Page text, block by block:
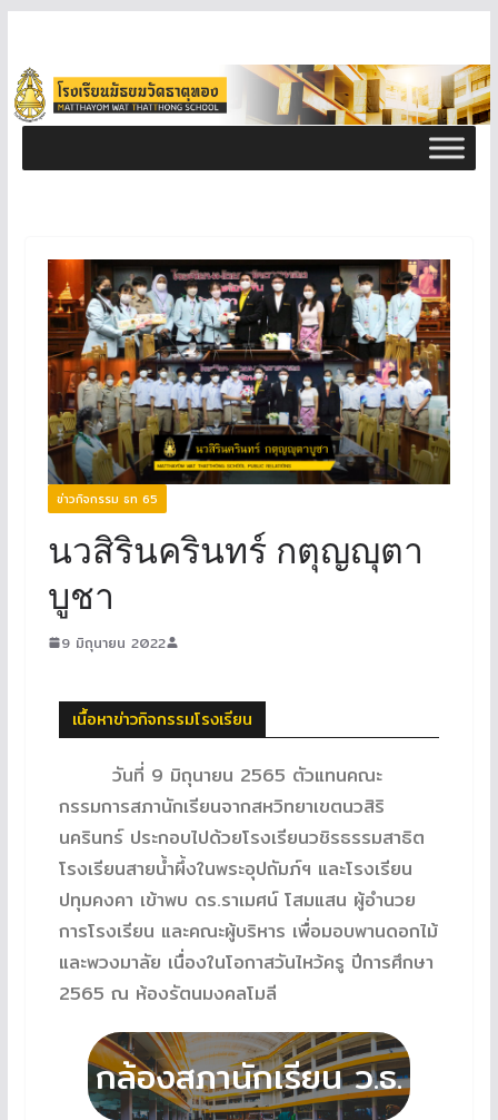
ข่าวกิจกรรม ธท 65
นวสิรินครินทร์ กตุญญุตา
บูชา
9 มิถุนายน 2022
เนื้อหาข่าวกิจกรรมโรงเรียน
วันที่ 9 มิถุนายน 2565 ตัวแทนคณะ
กรรมการสภานักเรียนจากสหวิทยาเขตนวสิริ
นครินทร์ ประกอบไปด้วยโรงเรียนวชิรธรรมสาธิต
โรงเรียนสายน้ำผึ้งในพระอุปถัมภ์ฯ และโรงเรียน
ปทุมคงคา เข้าพบ ดร.ราเมศน์ โสมแสน ผู้อำนวย
การโรงเรียน และคณะผู้บริหาร เพื่อมอบพานดอกไม้
และพวงมาลัย เนื่องในโอกาสวันไหว้ครู ปีการศึกษา
2565 ณ ห้องรัตนมงคลโมลี